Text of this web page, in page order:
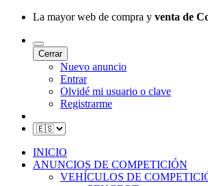
La mayor web de compra y venta de
Cerrar
Nuevo anuncio
Entrar
Olvidé mi usuario o clave
Registrarme
INICIO
ANUNCIOS DE COMPETICIÓN
VEHÍCULOS DE